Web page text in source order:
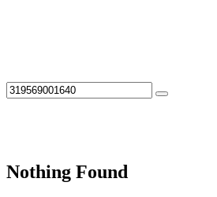
Nothing Found